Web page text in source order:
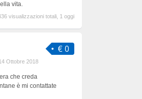
vita.
visualizzazioni totali, 1 oggi
€ 0
Ottobre 2018
che creda
è mi contattate